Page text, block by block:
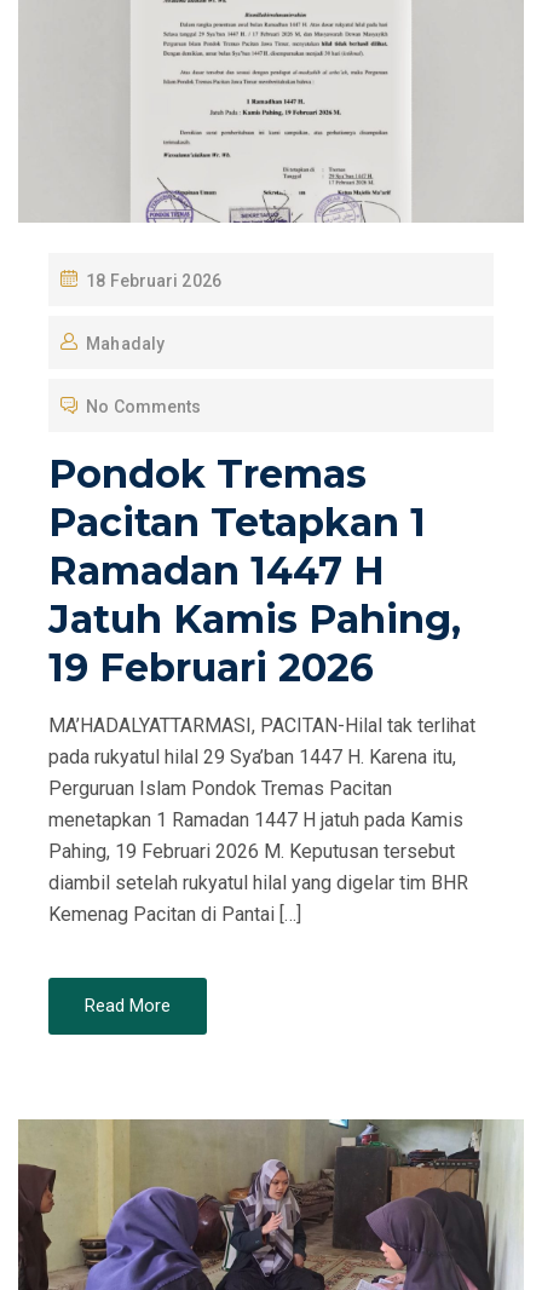
P
S
E
O
N
18 Februari 2026
Mahadaly
No Comments
Pondok Tremas
Pacitan Tetapkan 1
Ramadan 1447 H
Jatuh Kamis Pahing,
19 Februari 2026
MA’HADALYATTARMASI, PACITAN-Hilal tak terlihat
pada rukyatul hilal 29 Sya’ban 1447 H. Karena itu,
Perguruan Islam Pondok Tremas Pacitan
menetapkan 1 Ramadan 1447 H jatuh pada Kamis
Pahing, 19 Februari 2026 M. Keputusan tersebut
diambil setelah rukyatul hilal yang digelar tim BHR
Kemenag Pacitan di Pantai […]
Read More